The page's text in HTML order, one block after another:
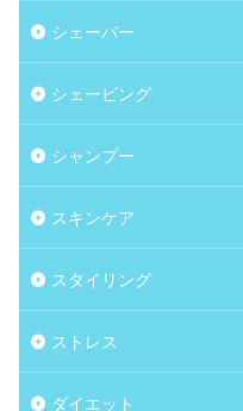
シェーバー
シェービング
シャンプー
スキンケア
スタイリング
ストレス
ダイエット